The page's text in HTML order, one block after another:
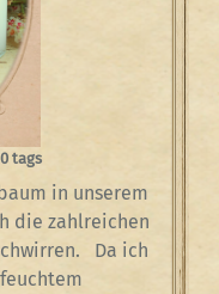
tags
in unserem
die zahlreichen
Da ich